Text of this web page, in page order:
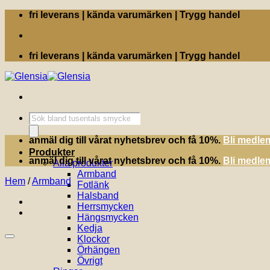
Skip
content
fri leverans | kända varumärken | Trygg handel
fri leverans | kända varumärken | Trygg handel
Produktsökning
Produkter
Alla produkter
Armband
Fotlänk
Halsband
Herrsmycken
Hängsmycken
Kedja
Klockor
Örhängen
Övrigt
anmäl dig till vårat nyhetsbrev och få 10%. Bli
anmäl dig till vårat nyhetsbrev och få 10%. Bli
Hem /Armband